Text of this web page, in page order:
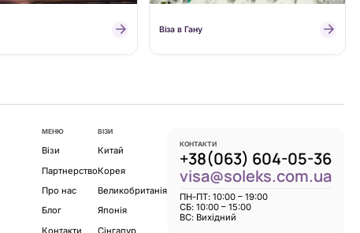
Віза в Гану
МЕНЮ
Візи
Партнерство
Про нас
Блог
Контакти
ВІЗИ
Китай
Корея
Великобританія
Японія
Сінгапур
КОНТАКТИ
+38(063) 604-05-36
visa@soleks.com.ua
ПН-ПТ: 10:00 – 19:00
CБ: 10:00 – 15:00
ВС: Вихідний